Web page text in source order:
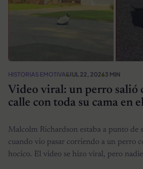
HISTORIAS EMOTIVASJUL 22, 20263 MIN
Video viral: un perro salió
calle con toda su cama en
Malcolm Richardson estaba a punto de
cuando vio pasar corriendo a un perro
hocico. El video se hizo viral, pero